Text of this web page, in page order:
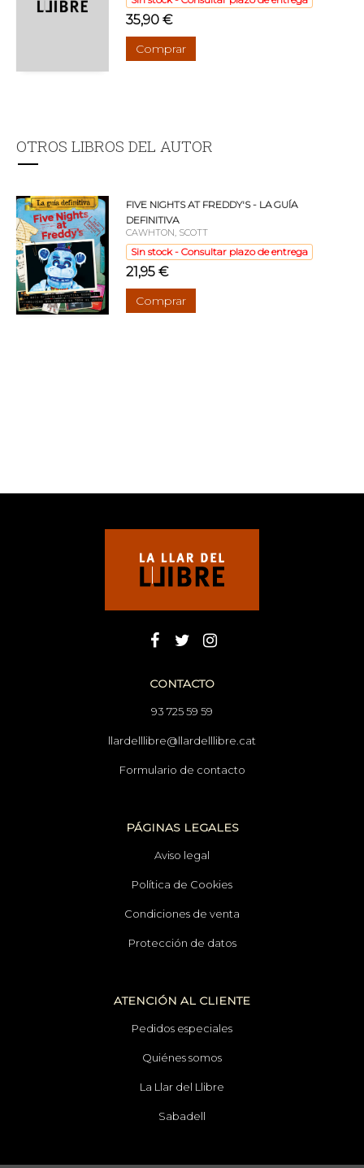
35,90 €
Comprar
OTROS LIBROS DEL AUTOR
FIVE NIGHTS AT FREDDY'S - LA GUÍA
DEFINITIVA
CAWHTON, SCOTT
Sin stock - Consultar plazo de entrega
21,95 €
Comprar
CONTACTO
93 725 59 59
llardelllibre@llardelllibre.cat
Formulario de contacto
PÁGINAS LEGALES
Aviso legal
Política de Cookies
Condiciones de venta
Protección de datos
ATENCIÓN AL CLIENTE
Pedidos especiales
Quiénes somos
La Llar del Llibre
Sabadell